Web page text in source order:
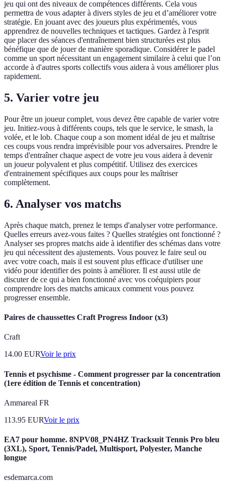
jeu qui ont des niveaux de compétences différents. Cela vous
permettra de vous adapter à divers styles de jeu et d’améliorer votre
stratégie. En jouant avec des joueurs plus expérimentés, vous
apprendrez de nouvelles techniques et tactiques. Gardez à l'esprit
que placer des séances d'entraînement bien structurées est plus
bénéfique que de jouer de manière sporadique. Considérer le padel
comme un sport nécessitant un engagement similaire à celui que l’on
accorde à d'autres sports collectifs vous aidera à vous améliorer plus
rapidement.
5. Varier votre jeu
Pour être un joueur complet, vous devez être capable de varier votre
jeu. Initiez-vous à différents coups, tels que le service, le smash, la
volée, et le lob. Chaque coup a son moment idéal de jeu et maîtrise
ces coups vous rendra imprévisible pour vos adversaires. Prendre le
temps d'entraîner chaque aspect de votre jeu vous aidera à devenir
un joueur polyvalent et plus compétitif. Utilisez des exercices
d'entrainement spécifiques aux coups pour les maîtriser
complètement.
6. Analyser vos matchs
Après chaque match, prenez le temps d'analyser votre performance.
Quelles erreurs avez-vous faites ? Quelles stratégies ont fonctionné ?
Analyser ses propres matchs aide à identifier des schémas dans votre
jeu qui nécessitent des ajustements. Vous pouvez le faire seul ou
avec votre coach, mais il est souvent plus efficace d'utiliser une
vidéo pour identifier des points à améliorer. Il est aussi utile de
discuter de ce qui a bien fonctionné avec vos coéquipiers pour
comprendre lors des matchs amicaux comment vous pouvez
progresser ensemble.
Paires de chaussettes Craft Progress Indoor (x3)
Craft
14.00 EURVoir le prix
Tennis et psychisme - Comment progresser par la concentration
(1ere édition de Tennis et concentration)
Ammareal FR
113.95 EURVoir le prix
EA7 pour homme. 8NPV08_PN4HZ Tracksuit Tennis Pro bleu
(3XL), Sport, Tennis/Padel, Multisport, Polyester, Manche
longue
esdemarca.com